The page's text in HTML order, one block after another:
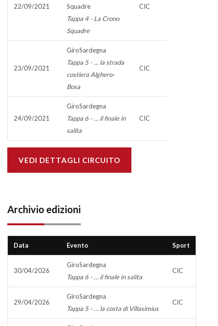
22/09/2021
Squadre
Tappa 4 - La Crono
Squadre
CIC
23/09/2021
GiroSardegna
Tappa 5 - ... la strada
costiera Alghero-
Bosa
CIC
24/09/2021
GiroSardegna
Tappa 6 - … il finale in
salita
CIC
VEDI DETTAGLI CIRCUITO
Archivio edizioni
Data Evento Sport
30/04/2026
GiroSardegna
Tappa 6 - … il finale in salita
CIC
29/04/2026
GiroSardegna
Tappa 5 - … la costa di Villasimius
CIC